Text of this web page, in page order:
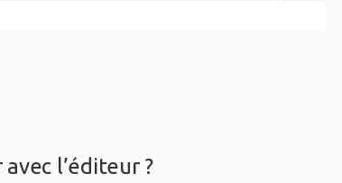
l’éditeur ?